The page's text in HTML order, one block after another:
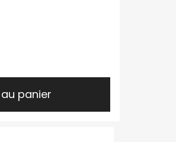
panier